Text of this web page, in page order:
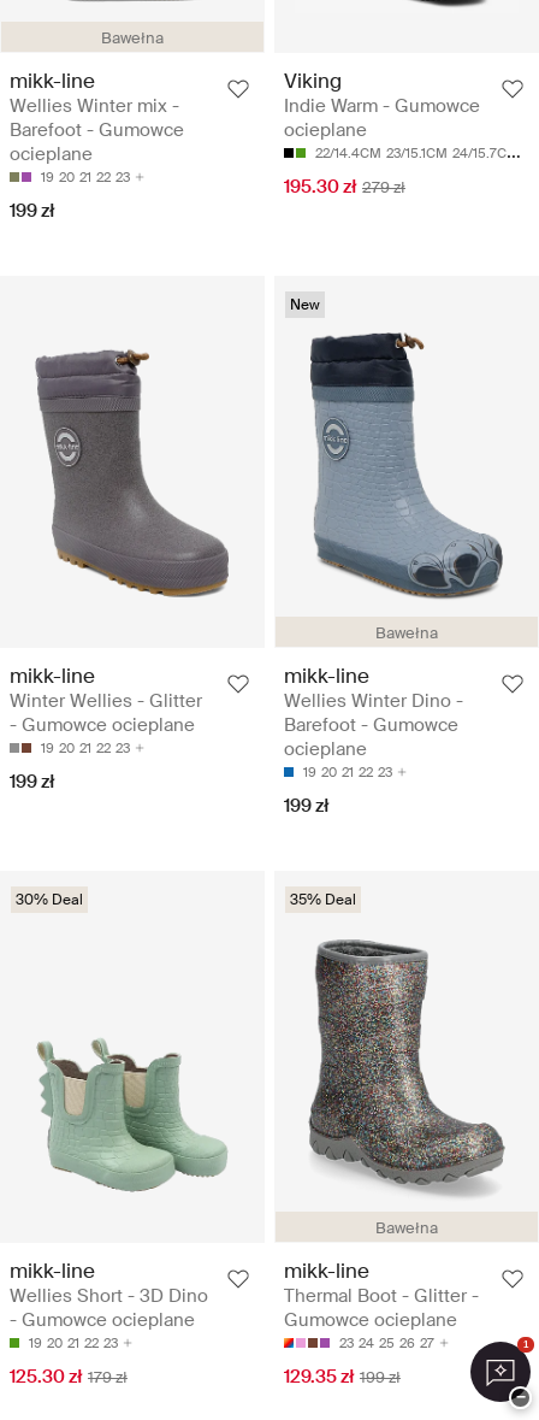
Bawełna
mikk-line
Wellies Winter mix -
Barefoot - Gumowce
ocieplane
19 20 21 22 23
199 zł
Viking
Indie Warm - Gumowce
ocieplane
22/14.4CM 23/15.1CM 24/15.7CM
195.30 zł 279 zł
mikk-line
Winter Wellies - Glitter
- Gumowce ocieplane
19 20 21 22 23
199 zł
Bawełna
New
mikk-line
Wellies Winter Dino -
Barefoot - Gumowce
ocieplane
19 20 21 22 23
199 zł
30% Deal
mikk-line
Wellies Short - 3D Dino
- Gumowce ocieplane
19 20 21 22 23
125.30 zł 179 zł
Bawełna
35% Deal
mikk-line
Thermal Boot - Glitter -
Gumowce ocieplane
23 24 25 26 27
129.35 zł 199 zł
1
−